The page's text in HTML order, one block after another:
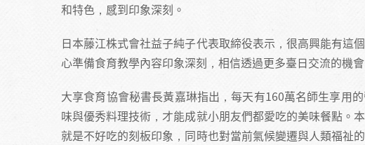
和特色，感到印象深刻。
日本藤江株式會社益子純子代表取締役表示，很高興能有這
心準備食育教學內容印象深刻，相信透過更多臺日交流的機
大享食育協會秘書長黃嘉琳指出，每天有160萬名師生享用
味與優秀料理技術，才能成就小朋友們都愛吃的美味餐點。
就是不好吃的刻板印象，同時也對當前氣候變遷與人類福祉